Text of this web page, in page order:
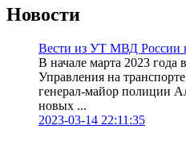
Новости
Вести из УТ МВД
В начале марта 2023 года
Управления на
генерал-майор полиции
новых ...
2023-03-14 22:11:35